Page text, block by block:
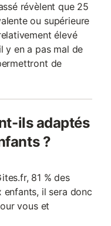
révèlent que 25
ou supérieure
élevé
y en a pas mal de
de
ils adaptés
?
81 % des
il sera donc
vous et